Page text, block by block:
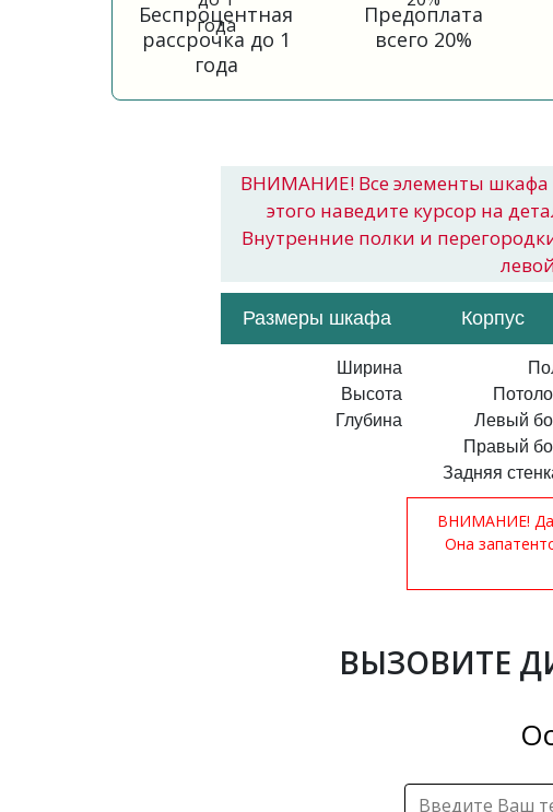
Беспроцентная
рассрочка до 1
года
Предоплата
всего 20%
ВНИМАНИЕ! Все элементы
этого наведите курсор на
Внутренние полки и
Размеры шкафа Корпус
Ширина
Высота
Глубина
Левый
Правый
Задняя
ВНИМАНИЕ!
Она
ВЫЗОВИТЕ